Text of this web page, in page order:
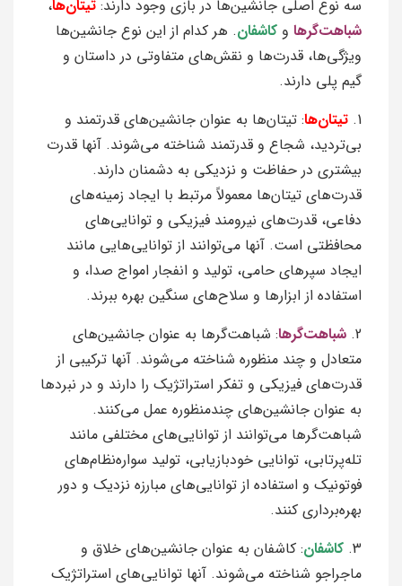
سه نوع اصلی جانشین‌ها در بازی وجود دارند: تیتان‌ها،
شباهت‌گرها و کاشفان. هر کدام از این نوع جانشین‌ها
ویژگی‌ها، قدرت‌ها و نقش‌های متفاوتی در داستان و
گیم پلی دارند.
1. تیتان‌ها: تیتان‌ها به عنوان جانشین‌های قدرتمند و
بی‌تردید، شجاع و قدرتمند شناخته می‌شوند. آنها قدرت
بیشتری در حفاظت و نزدیکی به دشمنان دارند.
قدرت‌های تیتان‌ها معمولاً مرتبط با ایجاد زمینه‌های
دفاعی، قدرت‌های نیرومند فیزیکی و توانایی‌های
محافظتی است. آنها می‌توانند از توانایی‌هایی مانند
ایجاد سپرهای حامی، تولید و انفجار امواج صدا، و
استفاده از ابزارها و سلاح‌های سنگین بهره ببرند.
2. شباهت‌گرها: شباهت‌گرها به عنوان جانشین‌های
متعادل و چند منظوره شناخته می‌شوند. آنها ترکیبی از
قدرت‌های فیزیکی و تفکر استراتژیک را دارند و در نبردها
به عنوان جانشین‌های چندمنظوره عمل می‌کنند.
شباهت‌گرها می‌توانند از توانایی‌های مختلفی مانند
تله‌پرتابی، توانایی خودبازیابی، تولید سواره‌نظام‌های
فوتونیک و استفاده از توانایی‌های مبارزه نزدیک و دور
بهره‌برداری کنند.
3. کاشفان: کاشفان به عنوان جانشین‌های خلاق و
ماجراجو شناخته می‌شوند. آنها توانایی‌های استراتژیک